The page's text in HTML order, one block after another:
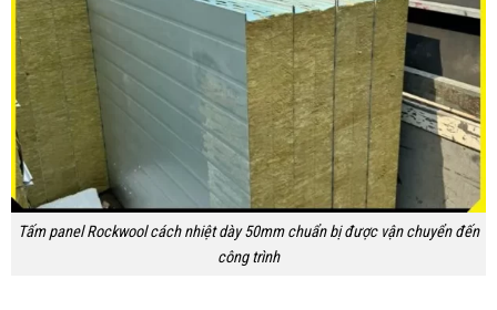
Tấm panel Rockwool cách nhiệt dày 50mm chuẩn bị được vận chuyển đến
công trình